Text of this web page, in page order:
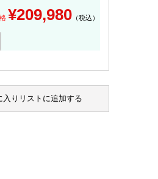
¥209,980 （税込）
入りリストに追加する